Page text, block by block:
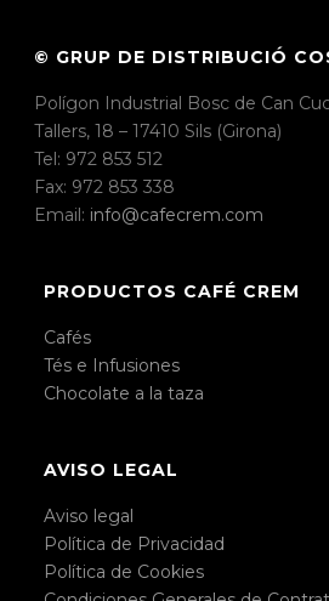
© GRUP DE DISTRIBUCIÓ
Polígon Industrial Bosc de Can
Tallers, 18 – 17410 Sils (Girona)
Tel: 972 853 512
Fax: 972 853 338
Email: info@cafecrem.com
PRODUCTOS CAFÉ CREM
Cafés
Tés e Infusiones
Chocolate a la taza
AVISO LEGAL
Aviso legal
Política de Privacidad
Política de Cookies